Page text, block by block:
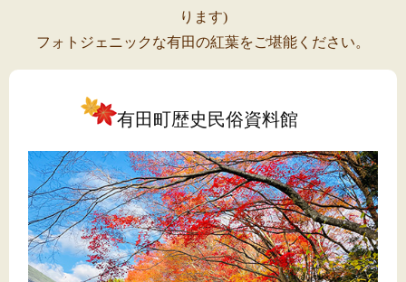
ります)
フォトジェニックな有田の紅葉をご堪能ください。
有田町歴史民俗資料館